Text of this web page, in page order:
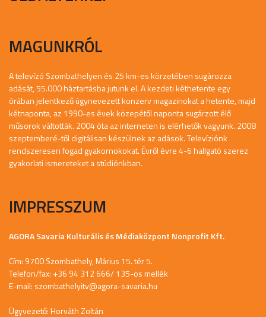
MAGUNKRÓL
A televízó Szombathelyen és 25 km-es körzetében sugározza
adását, 55.000 háztartásba jutunk el. A kezdeti kéthetente egy
órában jelentkező úgynevezett konzerv magazinokat a hetente, majd
kétnaponta, az 1990-es évek közepétől naponta sugárzott élő
műsorok váltották. 2004 óta az interneten is elérhetők vagyunk. 2008
szeptemberé-től digitálisan készülnek az adások. Televíziónk
rendszeresen fogad gyakornokokat. Évről évre 4-6 hallgató szerez
gyakorlati ismereteket a stúdiónkban.
IMPRESSZUM
AGORA Savaria Kulturális és Médiaközpont Nonprofit Kft.
Cím: 9700 Szombathely, Márius 15. tér 5.
Telefon/fax: +36 94 312 666/ 135-ös mellék
E-mail: szombathelyitv@agora-savaria.hu
Ügyvezető: Horváth Zoltán